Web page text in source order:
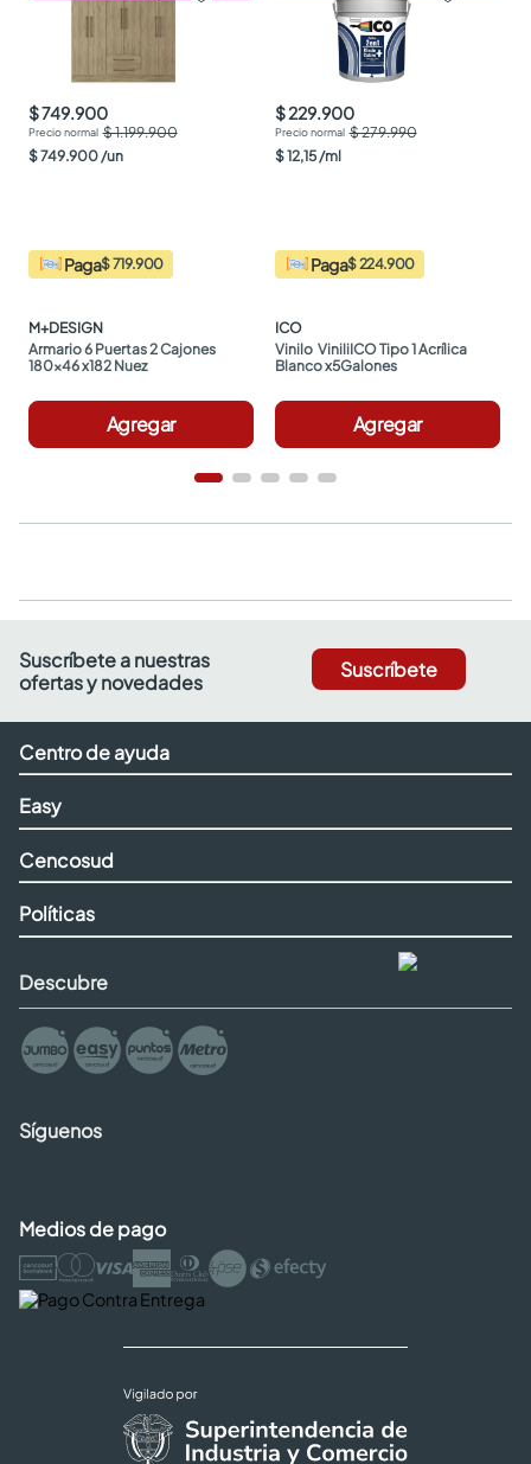
$ 749.900
$ 1.199.900
$749.900 /un
Paga$ 719.900
M+DESIGN
Armario 6 Puertas 2 Cajones
180x46 x182 Nuez
Agregar
$ 229.900
$ 279.990
$12,15 /ml
Paga$ 224.900
ICO
Vinilo  ViniliICO Tipo 1 Acrílica
Blanco x5Galones
Agregar
Suscríbete a nuestras
ofertas y novedades
Suscríbete
Centro de ayuda
Easy
Cencosud
Políticas
Descubre
Síguenos
Medios de pago